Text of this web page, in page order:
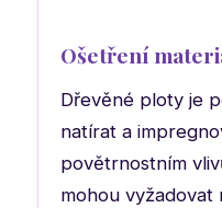
Ošetření
Dřevěné ploty je
natírat a
povětrnostním
mohou